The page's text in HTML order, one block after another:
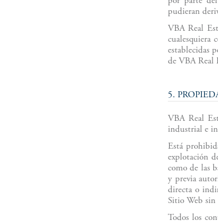
pudieran
VBA Real
cualesquiera
establecidas
de VBA Real
5.
VBA Real
industrial e
Está
explotación
como de las
y previa
directa o
Sitio Web sin
Todos los